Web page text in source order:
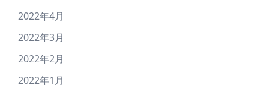
2022年4月
2022年3月
2022年2月
2022年1月